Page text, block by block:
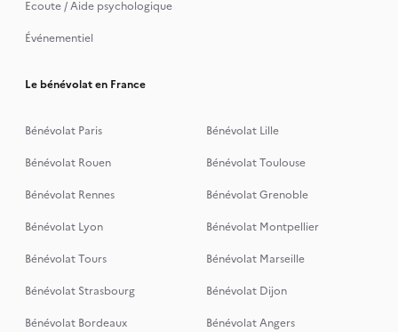
Ecoute / Aide psychologique
Événementiel
Le bénévolat en France
Bénévolat Paris
Bénévolat Lille
Bénévolat Rouen
Bénévolat Toulouse
Bénévolat Rennes
Bénévolat Grenoble
Bénévolat Lyon
Bénévolat Montpellier
Bénévolat Tours
Bénévolat Marseille
Bénévolat Strasbourg
Bénévolat Dijon
Bénévolat Bordeaux
Bénévolat Angers